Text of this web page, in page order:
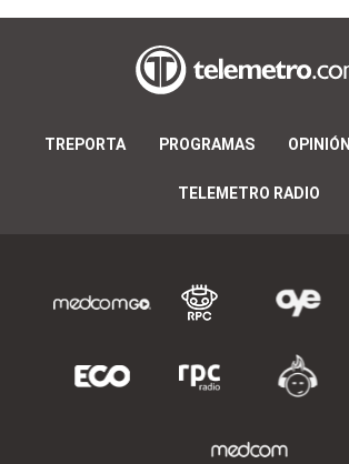
TREPORTA PROGRAMAS OPINIÓN
TELEMETRO RADIO